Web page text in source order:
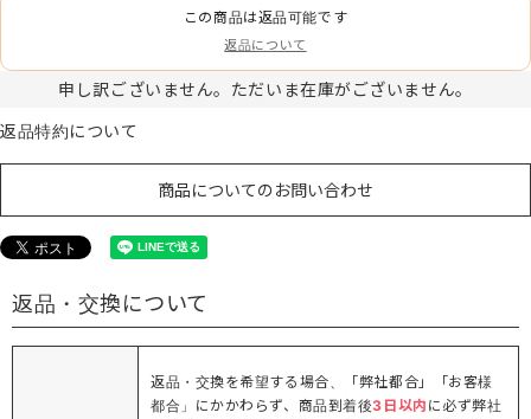
この商品は返品可能です
返品について
申し訳ございません。ただいま在庫がございません。
返品特約について
商品についてのお問い合わせ
返品・交換について
返品・交換を希望する場合、「弊社都合」「お客様
都合」にかかわらず、商品到着後3日以内 に必ず弊社